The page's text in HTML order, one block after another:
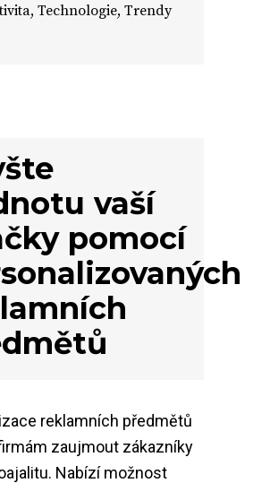
, Technologie, Trendy
vaší
pomocí
reklamních předmětů
zaujmout zákazníky
Nabízí možnost